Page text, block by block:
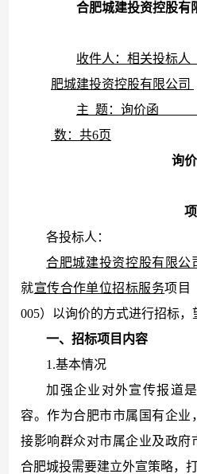
合肥城建投资控股
收件人：相关投标人
肥城建投资控股有限公司
主 题：询价函
数：共6页
询
各投标人：
合肥城建投资控股有限公
就宣传合作单位招标服务项目
005）以询价的方式进行招标，
一、招标项目内容
1.基本情况
加强企业对外宣传报道
容。作为合肥市市属国有企业
接影响群众对市属企业及政府
合肥城投需要建立外宣策略，